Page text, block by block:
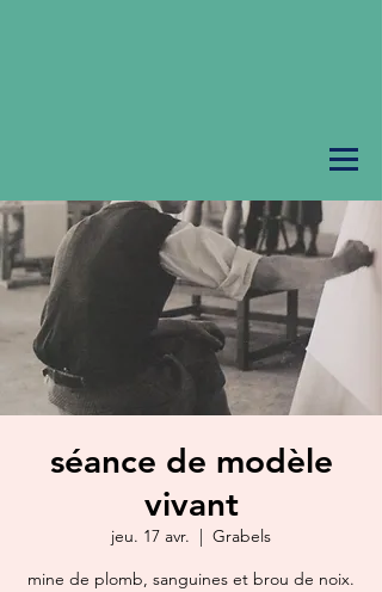
séance de modèle
vivant
jeu. 17 avr.
  |
Grabels
mine de plomb, sanguines et brou de noix.